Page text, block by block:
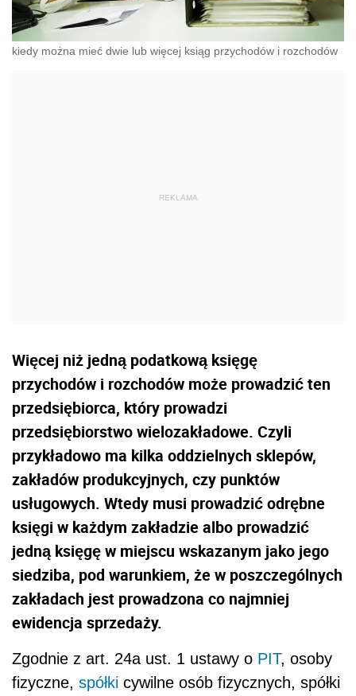
kiedy można mieć dwie lub więcej ksiąg przychodów i rozchodów
Więcej niż jedną podatkową księgę
przychodów i rozchodów może prowadzić ten
przedsiębiorca, który prowadzi
przedsiębiorstwo wielozakładowe. Czyli
przykładowo ma kilka oddzielnych sklepów,
zakładów produkcyjnych, czy punktów
usługowych. Wtedy musi prowadzić odrębne
księgi w każdym zakładzie albo prowadzić
jedną księgę w miejscu wskazanym jako jego
siedziba, pod warunkiem, że w poszczególnych
zakładach jest prowadzona co najmniej
ewidencja sprzedaży.
Zgodnie z art. 24a ust. 1 ustawy o PIT, osoby
fizyczne, spółki cywilne osób fizycznych, spółki